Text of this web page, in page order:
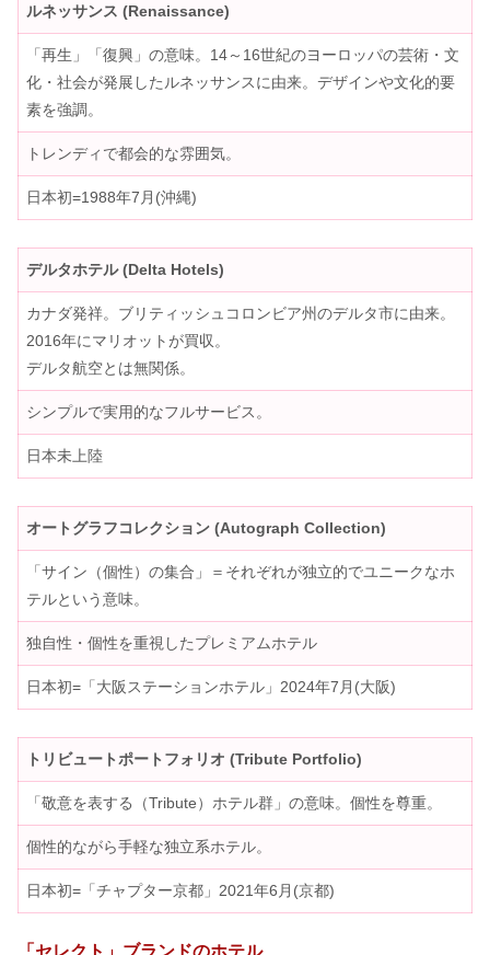
ルネッサンス (Renaissance)
「再生」「復興」の意味。14～16世紀のヨーロッパの芸術・文
化・社会が発展したルネッサンスに由来。デザインや文化的要
素を強調。
トレンディで都会的な雰囲気。
日本初=1988年7月(沖縄)
デルタホテル (Delta Hotels)
カナダ発祥。ブリティッシュコロンビア州のデルタ市に由来。
2016年にマリオットが買収。
デルタ航空とは無関係。
シンプルで実用的なフルサービス。
日本未上陸
オートグラフコレクション (Autograph Collection)
「サイン（個性）の集合」＝それぞれが独立的でユニークなホ
テルという意味。
独自性・個性を重視したプレミアムホテル
日本初=「大阪ステーションホテル」2024年7月(大阪)
トリビュートポートフォリオ (Tribute Portfolio)
「敬意を表する（Tribute）ホテル群」の意味。個性を尊重。
個性的ながら手軽な独立系ホテル。
日本初=「チャプター京都」2021年6月(京都)